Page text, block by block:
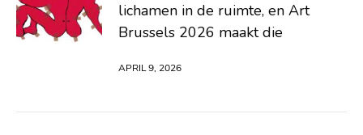
lichamen in de ruimte, en Art
Brussels 2026 maakt die
APRIL 9, 2026